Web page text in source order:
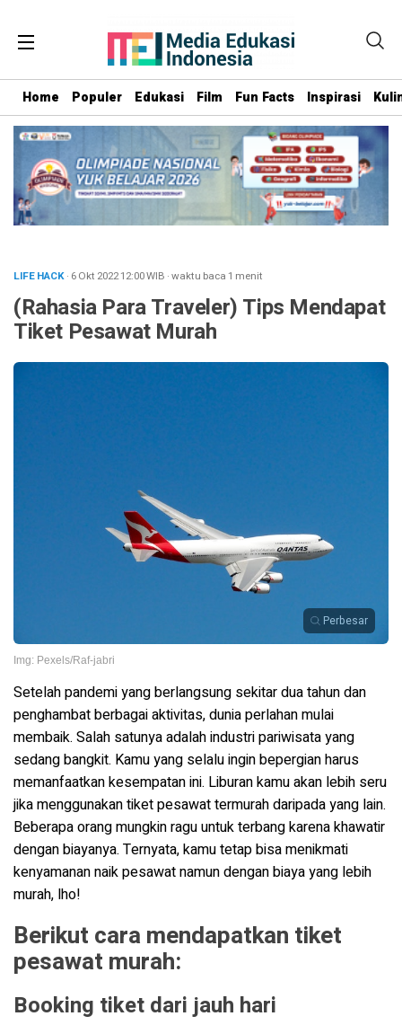
Home Populer Edukasi Film Fun Facts Inspirasi
LIFE HACK· 6 Okt 202212:00WIB ·waktu baca 1 menit
(Rahasia Para Traveler) Tips Mendapat
Tiket Pesawat Murah
Perbesar
Img: Pexels/Raf-jabri
Setelah pandemi yang berlangsung sekitar dua tahun dan
penghambat berbagai aktivitas, dunia perlahan mulai
membaik. Salah satunya adalah industri pariwisata yang
sedang bangkit. Kamu yang selalu ingin bepergian harus
memanfaatkan kesempatan ini. Liburan kamu akan lebih seru
jika menggunakan tiket pesawat termurah daripada yang lain.
Beberapa orang mungkin ragu untuk terbang karena khawatir
dengan biayanya. Ternyata, kamu tetap bisa menikmati
kenyamanan naik pesawat namun dengan biaya yang lebih
murah, lho!
Berikut cara mendapatkan tiket
pesawat murah:
Booking tiket dari jauh hari